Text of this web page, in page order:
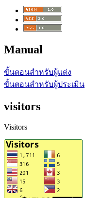
Manual
ขั้นตอนสำหรับผู้แต่ง
ขั้นตอนสำหรับผู้ประเมิน
visitors
Visitors